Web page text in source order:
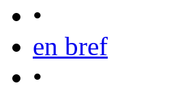
•
en bref
•